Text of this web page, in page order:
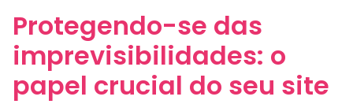
Protegendo-se das
imprevisibilidades: o
papel crucial do seu site